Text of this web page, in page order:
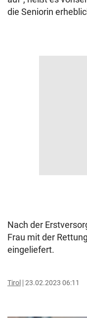
die Seniorin
Nach der
Frau mit der
eingeliefert.
Tirol 23.02.2023 06:11